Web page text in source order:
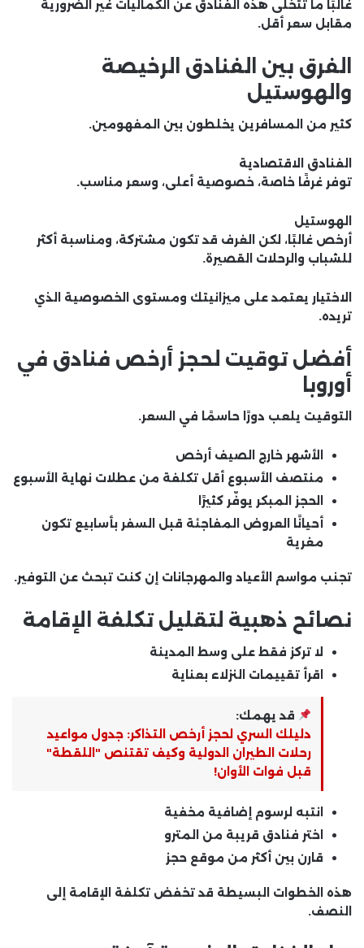
غالبًا ما تتخلى هذه الفنادق عن الكماليات غير الضرورية
مقابل سعر أقل.
الفرق بين الفنادق الرخيصة
والهوستيل
كثير من المسافرين يخلطون بين المفهومين.
الفنادق الاقتصادية
توفر غرفًا خاصة، خصوصية أعلى، وسعر مناسب.
الهوستيل
أرخص غالبًا، لكن الغرف قد تكون مشتركة، ومناسبة أكثر
للشباب والرحلات القصيرة.
الاختيار يعتمد على ميزانيتك ومستوى الخصوصية الذي
تريده.
أفضل توقيت لحجز أرخص فنادق في
أوروبا
التوقيت يلعب دورًا حاسمًا في السعر.
الأشهر خارج الصيف أرخص
منتصف الأسبوع أقل تكلفة من عطلات نهاية الأسبوع
الحجز المبكر يوفّر كثيرًا
أحيانًا العروض المفاجئة قبل السفر بأسابيع تكون
مغرية
تجنب مواسم الأعياد والمهرجانات إن كنت تبحث عن التوفير.
نصائح ذهبية لتقليل تكلفة الإقامة
لا تركز فقط على وسط المدينة
اقرأ تقييمات النزلاء بعناية
قد يهمك:
دليلك السري لحجز أرخص التذاكر: جدول مواعيد
رحلات الطيران الدولية وكيف تقتنص "اللقطة"
قبل فوات الأوان!
انتبه لرسوم إضافية مخفية
اختر فنادق قريبة من المترو
قارن بين أكثر من موقع حجز
هذه الخطوات البسيطة قد تخفض تكلفة الإقامة إلى
النصف.